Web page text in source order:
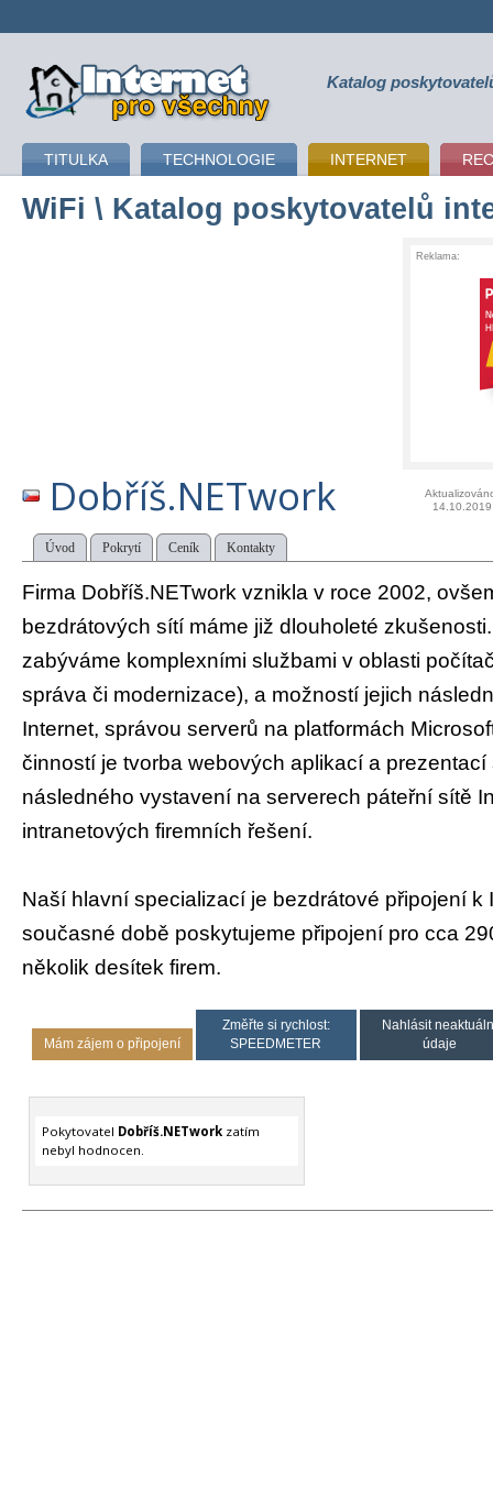
připojení k internetu Katalog
TITULKA TECHNOLOGIE INTERNET
WiFi \ Katalog poskytovatelů
Reklama:
Dobříš.NETwork
14.10.2019
Úvod Pokrytí Ceník Kontakty
Firma Dobříš.NETwork vznikla v roce 2002,
bezdrátových sítí máme již dlouholeté
zabýváme komplexními službami v oblasti
správa či modernizace), a možností jejich
Internet, správou serverů na platformách
činností je tvorba webových aplikací a
následného vystavení na serverech páteřní sítě
intranetových firemních řešení.
Naší hlavní specializací je bezdrátové připojení k
současné době poskytujeme připojení pro cca
několik desítek firem.
Mám zájem o připojení
Změřte si rychlost:
SPEEDMETER
Nahlásit
údaje
Pokytovatel Dobříš.NETworkzatím
nebyl hodnocen.